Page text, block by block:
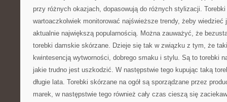
przy różnych okazjach, dopasowują do różnych stylizacji.
wartoaczkolwiek monitorować najświeższe trendy, żeby
aktualnie największą popularnością. Można zauważyć, że
torebki damskie skórzane. Dzieje się tak w związku z tym, że
kwintesencją wytworności, dobrego smaku i stylu. Są to torebki
jakie trudno jest uszkodzić. W następstwie tego kupując taką
długie lata. Torebki skórzane na ogół są sporządzane przez
marek, w następstwie tego również cały czas cieszą się